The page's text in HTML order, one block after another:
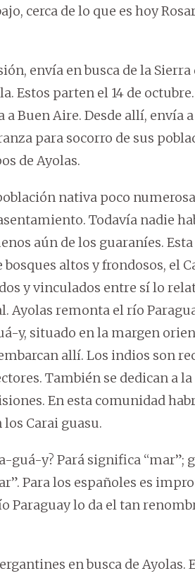
cerca de lo que es hoy
envía en busca de la Sierra
Estos parten el 14 de
Buen Aire. Desde allí, envía a
para socorro de sus
de Ayolas.
nativa poco
Todavía nadie
aún de los guaraníes.
altos y frondosos, el
y vinculados entre sí lo
Ayolas remonta el río
y, situado en la margen
allí. Los indios son
También se dedican a la
En esta comunidad
Carai guasu.
y? Pará significa “mar”;
Para los españoles es
Paraguay lo da el tan
en busca de